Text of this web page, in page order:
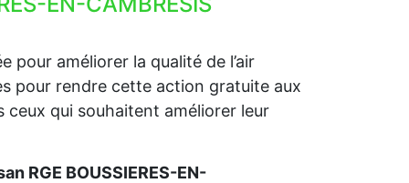
pour améliorer la qualité de l’air
pour rendre cette action gratuite aux
ceux qui souhaitent améliorer leur
RGE BOUSSIERES-EN-